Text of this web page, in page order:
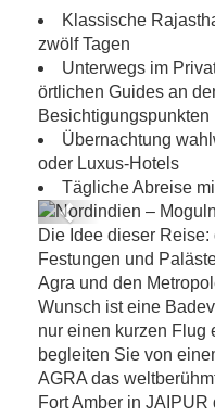
Klassische
zwölf Tagen
Unterwegs im
örtlichen Guides an
Besichtigungspunkten
Übernachtung
oder Luxus-Hotels
Tägliche Abreise
Nordindien
Previous
Die Idee dieser
Festungen und
Agra und den
Wunsch ist eine
nur einen kurzen Flug
begleiten Sie von
AGRA das
Fort Amber in